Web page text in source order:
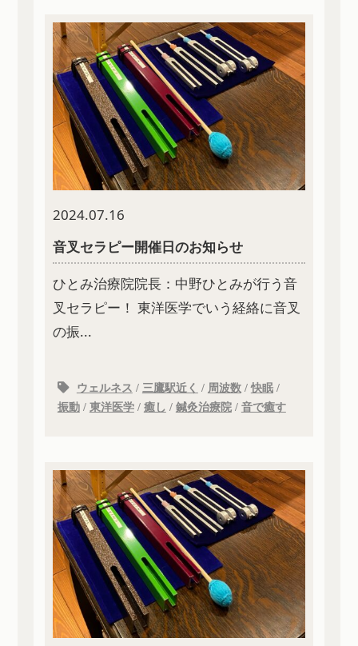
2024.07.16
音叉セラピー開催日のお知らせ
ひとみ治療院院長：中野ひとみが行う音
叉セラピー！ 東洋医学でいう経絡に音叉
の振...
ウェルネス / 三鷹駅近く / 周波数/快眠/
振動/ 東洋医学/ 癒し / 鍼灸治療院/ 音で癒す